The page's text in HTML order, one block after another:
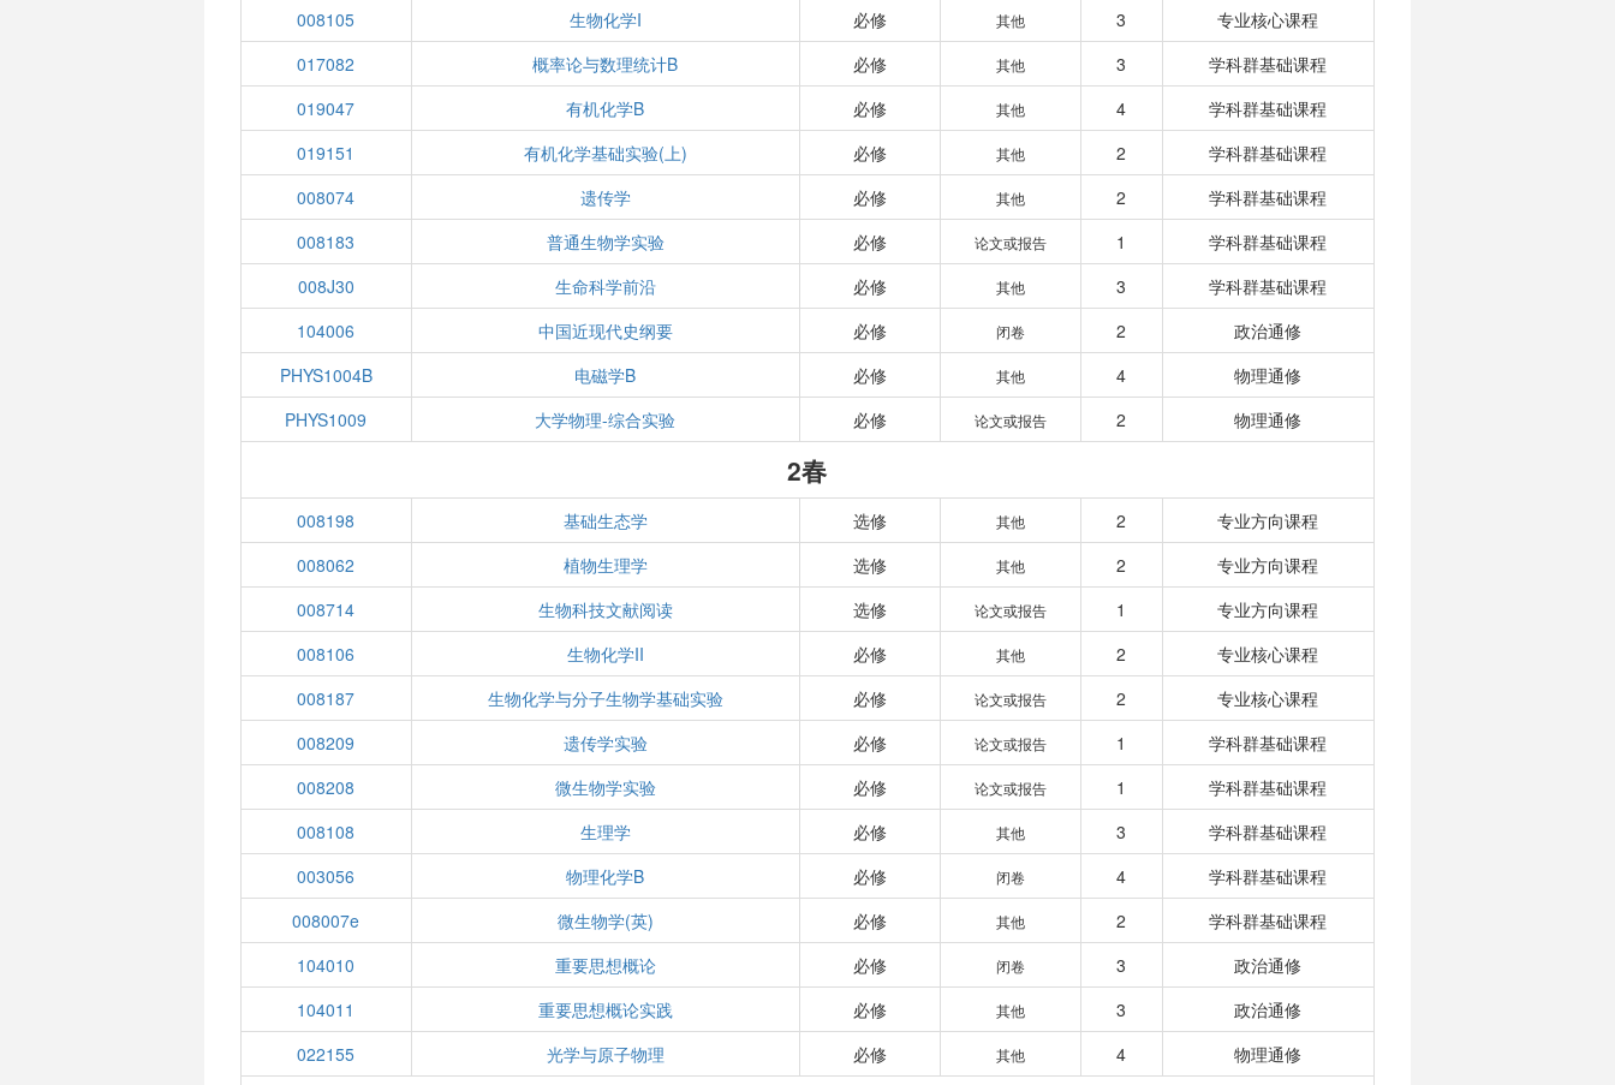
008105 生物化学I 必修 其他 3
专业核心课程
017082
概率论与数理统计B 必修 其他 3
学科群基础课程
019047
有机化学B 必修 其他 4
学科群基础课程
019151
有机化学基础实验(上) 必修 其他 2
学科群基础课程
008074
遗传学 必修 其他 2
学科群基础课程
008183
普通生物学实验 必修 论文或报告 1
学科群基础课程
008J30
生命科学前沿 必修 其他 3
学科群基础课程
104006
中国近现代史纲要 必修 闭卷 2
政治通修
PHYS1004B
电磁学B 必修 其他 4
物理通修
PHYS1009
大学物理-综合实验 必修 论文或报告 2 物理通修
2春
008198 基础生态学 选修 其他 2
专业方向课程
008062
植物生理学 选修 其他 2
专业方向课程
008714
生物科技文献阅读 选修 论文或报告 1
专业方向课程
008106
生物化学II 必修 其他 2
专业核心课程
008187
生物化学与分子生物学基础实验 必修 论文或报告 2
专业核心课程
008209
遗传学实验 必修 论文或报告 1
学科群基础课程
008208
微生物学实验 必修 论文或报告 1
学科群基础课程
008108
生理学 必修 其他 3
学科群基础课程
003056
物理化学B 必修 闭卷 4
学科群基础课程
008007e
微生物学(英) 必修 其他 2
学科群基础课程
104010
重要思想概论 必修 闭卷 3
政治通修
104011
重要思想概论实践 必修 其他 3
政治通修
022155
光学与原子物理 必修 其他 4 物理通修